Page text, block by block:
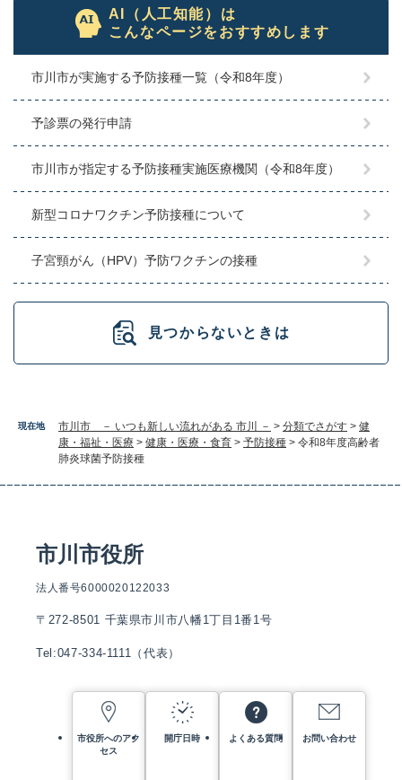
現在地 市川市 － いつも新しい流れがある 市川 － > 分類でさがす > 健
康・福祉・医療 > 健康・医療・食育 > 予防接種 > 令和8年度高齢者
肺炎球菌予防接種
AI（人工知能）は
こんなページをおすすめします
市川市が実施する予防接種一覧（令和8年度）
予診票の発行申請
市川市が指定する予防接種実施医療機関（令和8年度）
新型コロナワクチン予防接種について
子宮頸がん（HPV）予防ワクチンの接種
見つからないときは
市川市役所
法人番号6000020122033
〒272-8501 千葉県市川市八幡1丁目1番1号
Tel:047-334-1111（代表）
市役所へのアク
セス
開庁日時 よくある質問 お問い合わせ